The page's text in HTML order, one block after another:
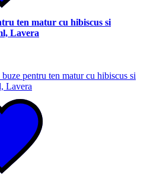
ten matur cu hibiscus si
Lavera